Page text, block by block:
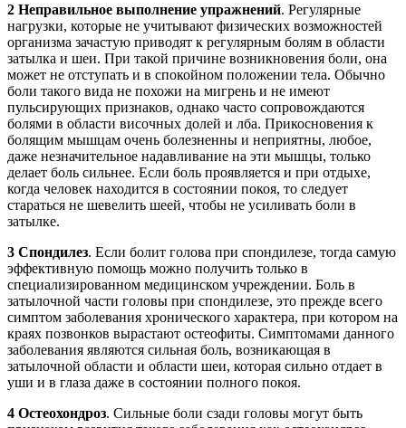
2 Неправильное выполнение упражнений. Регулярные
нагрузки, которые не учитывают физических возможностей
организма зачастую приводят к регулярным болям в области
затылка и шеи. При такой причине возникновения боли, она
может не отступать и в спокойном положении тела. Обычно
боли такого вида не похожи на мигрень и не имеют
пульсирующих признаков, однако часто сопровождаются
болями в области височных долей и лба. Прикосновения к
болящим мышцам очень болезненны и неприятны, любое,
даже незначительное надавливание на эти мышцы, только
делает боль сильнее. Если боль проявляется и при отдыхе,
когда человек находится в состоянии покоя, то следует
стараться не шевелить шеей, чтобы не усиливать боли в
затылке.
3 Спондилез. Если болит голова при спондилезе, тогда самую
эффективную помощь можно получить только в
специализированном медицинском учреждении. Боль в
затылочной части головы при спондилезе, это прежде всего
симптом заболевания хронического характера, при котором на
краях позвонков вырастают остеофиты. Симптомами данного
заболевания являются сильная боль, возникающая в
затылочной области и области шеи, которая сильно отдает в
уши и в глаза даже в состоянии полного покоя.
4 Остеохондроз. Сильные боли сзади головы могут быть